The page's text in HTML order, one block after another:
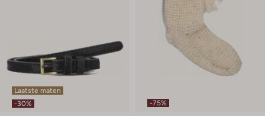
Laatste maten
-30%
-75%